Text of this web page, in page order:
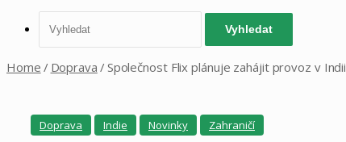
Vyhledat
Home / Doprava / Společnost Flix plánuje zahájit provoz v Indii
Doprava Indie Novinky Zahraničí